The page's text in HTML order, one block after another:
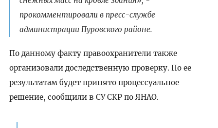
прокомментировали в пресс-службе
администрации Пуровского районе.
По данному факту правоохранители также
организовали доследственную проверку. По ее
результатам будет принято процессуальное
решение, сообщили в СУ СКР по ЯНАО.